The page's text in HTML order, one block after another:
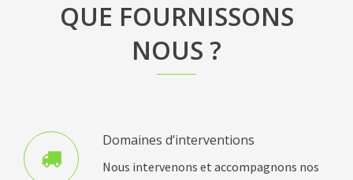
QUE FOURNISSONS
NOUS ?
Domaines d’interventions
Nous intervenons et accompagnons nos